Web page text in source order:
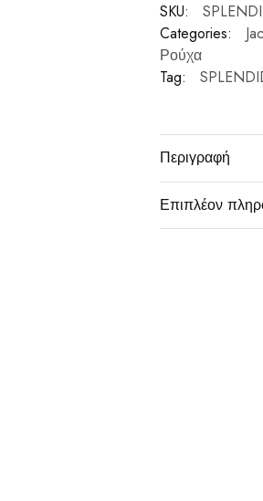
SKU:
Categories:
Ρούχα
Tag:
Περιγραφή
Επιπλέον